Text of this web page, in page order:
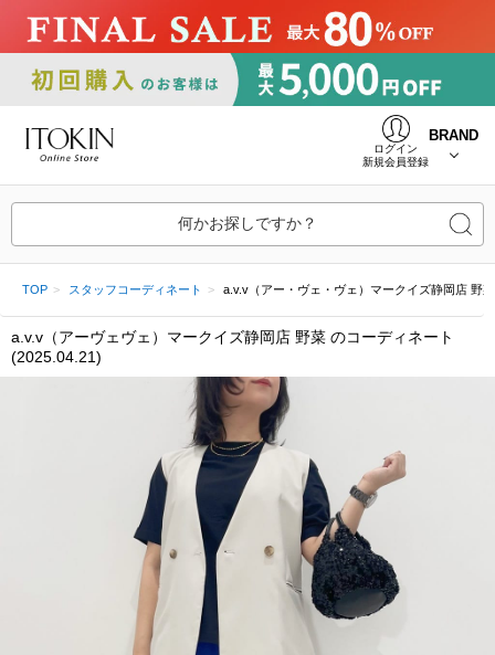
ログイン
新規会員登録
BRAND
何かお探しですか？
TOP スタッフコーディネート a.v.v（アー・ヴェ・ヴェ）マークイズ静岡店 野
a.v.v（アーヴェヴェ）マークイズ静岡店 野菜 のコーディネート
(2025.04.21)